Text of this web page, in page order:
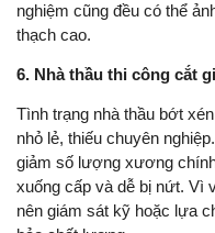
nghiệm cũng đều có thể
thạch cao.
6. Nhà thầu thi công cắt
Tình trạng nhà thầu bớt
nhỏ lẻ, thiếu chuyên
giảm số lượng xương
xuống cấp và dễ bị nứt. Vì
nên giám sát kỹ hoặc lựa